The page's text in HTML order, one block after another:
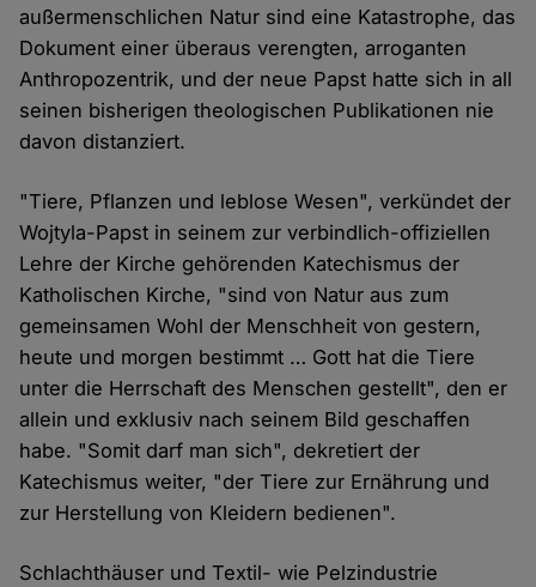
außermenschlichen Natur sind eine Katastrophe, das
Dokument einer überaus verengten, arroganten
Anthropozentrik, und der neue Papst hatte sich in all
seinen bisherigen theologischen Publikationen nie
davon distanziert.
"Tiere, Pflanzen und leblose Wesen", verkündet der
Wojtyla-Papst in seinem zur verbindlich-offiziellen
Lehre der Kirche gehörenden Katechismus der
Katholischen Kirche, "sind von Natur aus zum
gemeinsamen Wohl der Menschheit von gestern,
heute und morgen bestimmt … Gott hat die Tiere
unter die Herrschaft des Menschen gestellt", den er
allein und exklusiv nach seinem Bild geschaffen
habe. "Somit darf man sich", dekretiert der
Katechismus weiter, "der Tiere zur Ernährung und
zur Herstellung von Kleidern bedienen".
Schlachthäuser und Textil- wie Pelzindustrie